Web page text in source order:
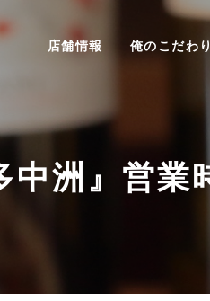
店舗情報 俺のこだわり
中洲』営業